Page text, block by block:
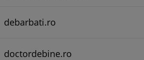
debarbati.ro
doctordebine.ro